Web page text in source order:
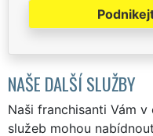
NAŠE DALŠÍ SLUŽBY
Naši franchisanti Vám
služeb mohou